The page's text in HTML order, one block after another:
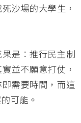
沙場的大學生，
是：推行民主制
並不願意打仗，
需要時間，而這
可能。